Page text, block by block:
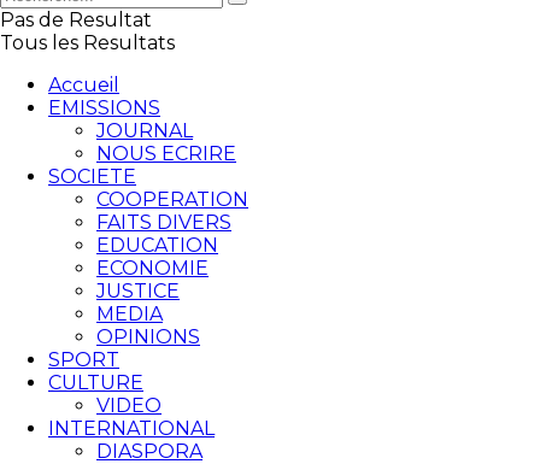
Pas de Resultat
Tous les Resultats
Accueil
EMISSIONS
JOURNAL
NOUS ECRIRE
SOCIETE
COOPERATION
FAITS DIVERS
EDUCATION
ECONOMIE
JUSTICE
MEDIA
OPINIONS
SPORT
CULTURE
VIDEO
INTERNATIONAL
DIASPORA